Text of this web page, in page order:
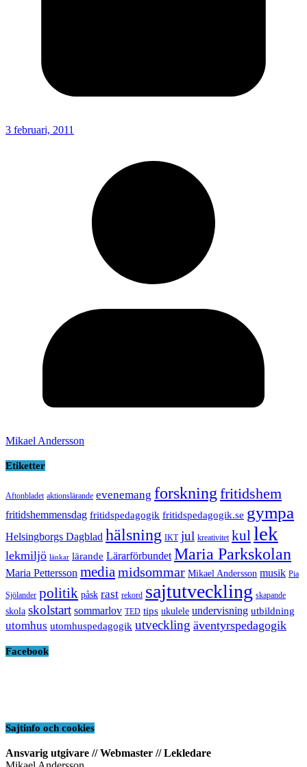
3 februari, 2011
Mikael Andersson
Etiketter
Aftonbladet aktionslärande evenemang forskningfritidshem
fritidshemmensdag fritidspedagogik fritidspedagogik.se gympa
Helsingborgs Dagblad hälsning IKT jul kreativitet kul lek
lekmiljö länkar lärande Lärarförbundet Maria Parkskolan
Maria Pettersson mediamidsommar Mikael Andersson musik Pia
Sjölander politik påsk rast rekord sajtutveckling skapande
skola skolstart sommarlov TED tips ukulele undervisning utbildning
utomhus utomhuspedagogik utveckling äventyrspedagogik
Facebook
Sajtinfo och cookies
Ansvarig utgivare // Webmaster // Lekledare